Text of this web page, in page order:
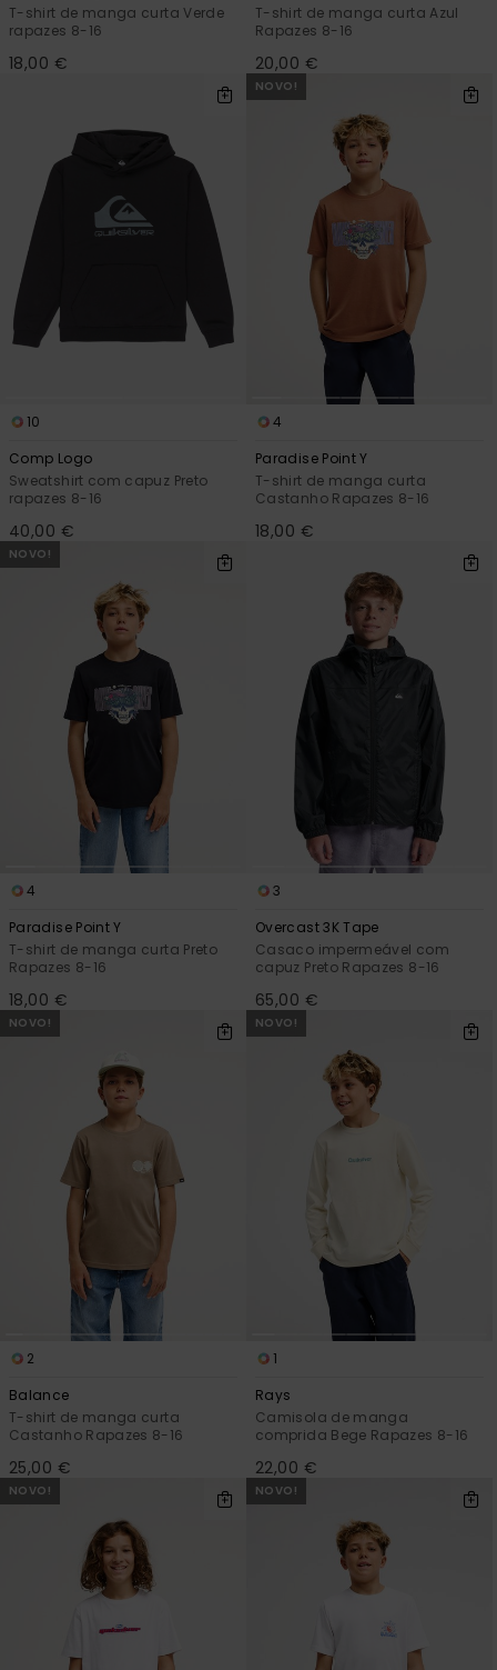
T-shirt de manga curta Verde
rapazes 8-16
18,00 €
T-shirt de manga curta Azul
Rapazes 8-16
20,00 €
10
Comp Logo
Sweatshirt com capuz Preto
rapazes 8-16
40,00 €
NOVO!
4
Paradise Point Y
T-shirt de manga curta
Castanho Rapazes 8-16
18,00 €
NOVO!
4
Paradise Point Y
T-shirt de manga curta Preto
Rapazes 8-16
18,00 €
3
Overcast 3K Tape
Casaco impermeável com
capuz Preto Rapazes 8-16
65,00 €
NOVO!
2
Balance
T-shirt de manga curta
Castanho Rapazes 8-16
25,00 €
NOVO!
1
Rays
Camisola de manga
comprida Bege Rapazes 8-16
22,00 €
NOVO! NOVO!